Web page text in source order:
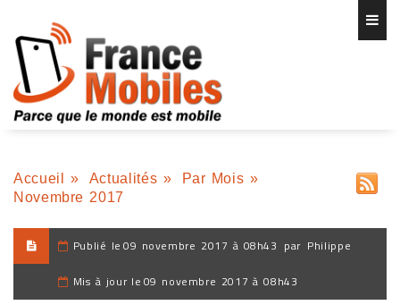
Accueil » Actualités » Par Mois »
Novembre 2017
Publié le 09 novembre 2017 à 08h43 par Philippe
Mis à jour le 09 novembre 2017 à 08h43